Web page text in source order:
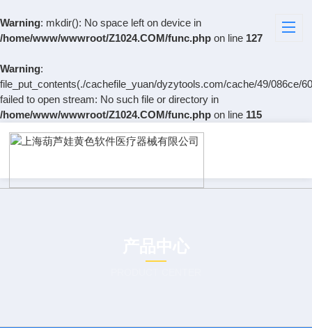
Warning: mkdir(): No space left on device in
/home/www/wwwroot/Z1024.COM/func.php on line 127
Warning:
file_put_contents(./cachefile_yuan/dyzytools.com/cache/49/086ce/
failed to open stream: No such file or directory in
/home/www/wwwroot/Z1024.COM/func.php on line 115